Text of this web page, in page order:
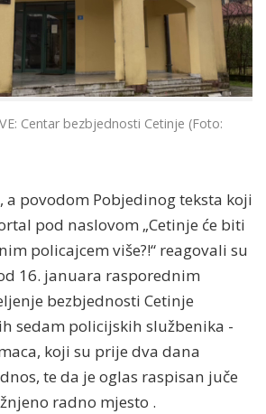
Centar bezbjednosti Cetinje (Foto:
a povodom Pobjedinog teksta koji
pod naslovom „Cetinje će biti
policajcem više?!“ reagovali su
16. januara rasporednim
bezbjednosti Cetinje
sedam policijskih službenika -
koji su prije dva dana
te da je oglas raspisan juče
radno mjesto .